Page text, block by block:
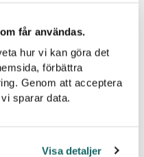
får användas.
hur vi kan göra det
förbättra
Genom att acceptera
sparar data.
Visa detaljer
rätt för miljön men att det
ser annorlunda ut än